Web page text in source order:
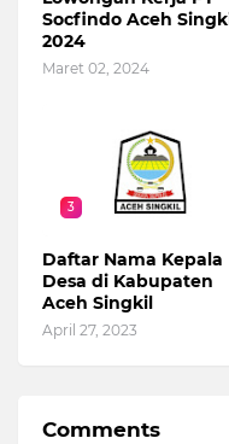
Socfindo Aceh
2024
Maret 02, 2024
3
Daftar Nama Kepala
Desa di Kabupaten
Aceh Singkil
April 27, 2023
Comments